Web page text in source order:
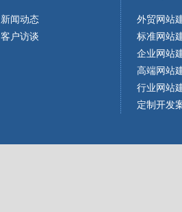
新闻动态
客户访谈
外贸网站
标准网站
企业网站
高端网站
行业网站
定制开发